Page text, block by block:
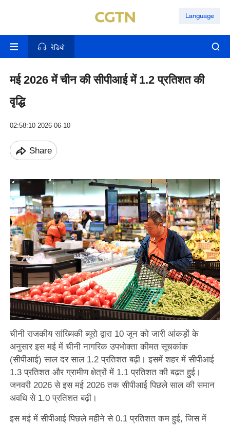
Language
रेडियो
मई 2026 में चीन की सीपीआई में 1.2 प्रतिशत की
वृद्धि
02:58:10 2026-06-10
Share
चीनी राजकीय सांख्यिकी ब्यूरो द्वारा 10 जून को जारी आंकड़ों के
अनुसार इस मई में चीनी नागरिक उपभोक्ता कीमत सूचकांक
(सीपीआई) साल दर साल 1.2 प्रतिशत बढ़ी। इसमें शहर में सीपीआई
1.3 प्रतिशत और ग्रामीण क्षेत्रों में 1.1 प्रतिशत की बढ़त हुई।
जनवरी 2026 से इस मई 2026 तक सीपीआई पिछले साल की समान
अवधि से 1.0 प्रतिशत बढ़ी।
इस मई में सीपीआई पिछले महीने से 0.1 प्रतिशत कम हुई, जिस में